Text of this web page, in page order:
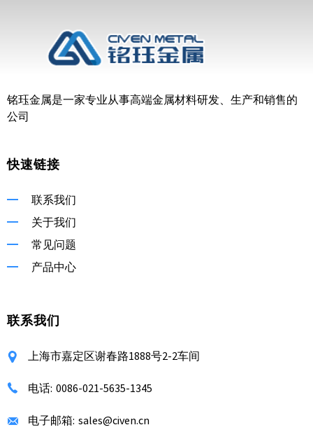
铭珏金属是一家专业从事高端金属材料研发、生产和销售的
公司
快速链接
联系我们
关于我们
常见问题
产品中心
联系我们
上海市嘉定区谢春路1888号2-2车间
电话: 0086-021-5635-1345
电子邮箱: sales@civen.cn